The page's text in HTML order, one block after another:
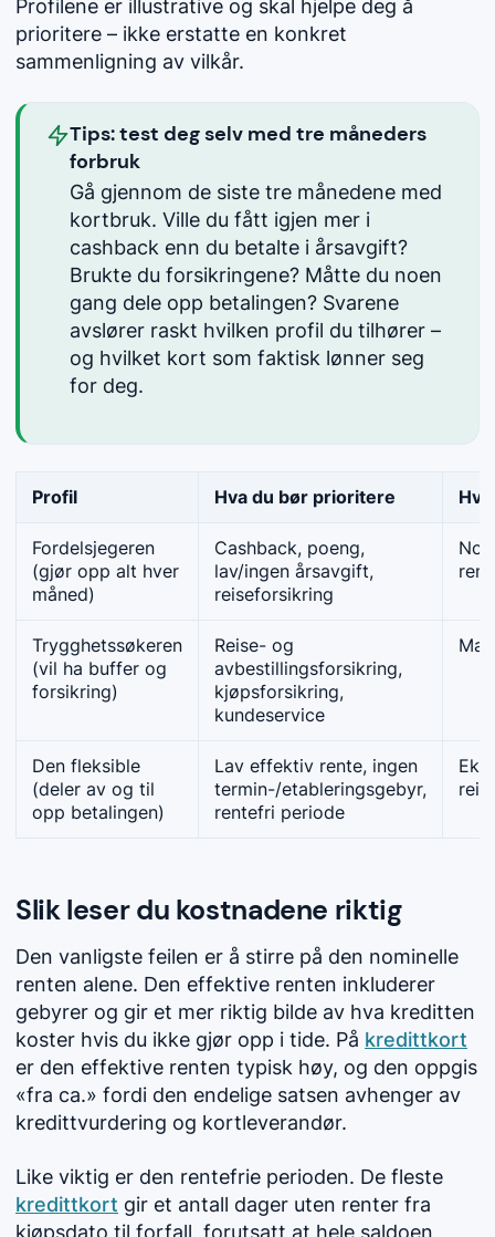
Profilene er illustrative og skal hjelpe deg å
prioritere – ikke erstatte en konkret
sammenligning av vilkår.
Tips: test deg selv med tre måneders
forbruk
Gå gjennom de siste tre månedene med
kortbruk. Ville du fått igjen mer i
cashback enn du betalte i årsavgift?
Brukte du forsikringene? Måtte du noen
gang dele opp betalingen? Svarene
avslører raskt hvilken profil du tilhører –
og hvilket kort som faktisk lønner seg
for deg.
Profil Hva du bør prioritere
Fordelsjegeren
(gjør opp alt hver
måned)
Cashback, poeng,
lav/ingen årsavgift,
reiseforsikring
Trygghetssøkeren
(vil ha buffer og
forsikring)
Reise- og
avbestillingsforsikring,
kjøpsforsikring,
kundeservice
Den fleksible
(deler av og til
opp betalingen)
Lav effektiv rente, ingen
termin-/etableringsgebyr,
rentefri periode
Slik leser du kostnadene riktig
Den vanligste feilen er å stirre på den nominelle
renten alene. Den effektive renten inkluderer
gebyrer og gir et mer riktig bilde av hva kreditten
koster hvis du ikke gjør opp i tide. På kredittkort
er den effektive renten typisk høy, og den oppgis
«fra ca.» fordi den endelige satsen avhenger av
kredittvurdering og kortleverandør.
Like viktig er den rentefrie perioden. De fleste
kredittkort gir et antall dager uten renter fra
kjøpsdato til forfall, forutsatt at hele saldoen